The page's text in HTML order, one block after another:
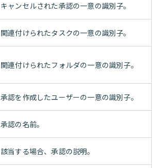
キャンセルされた承認の一意の識別子。
関連付けられたタスクの一意の識別子。
関連付けられたフォルダの一意の識別子。
承認を作成したユーザーの一意の識別子。
承認の名前。
該当する場合、承認の説明。